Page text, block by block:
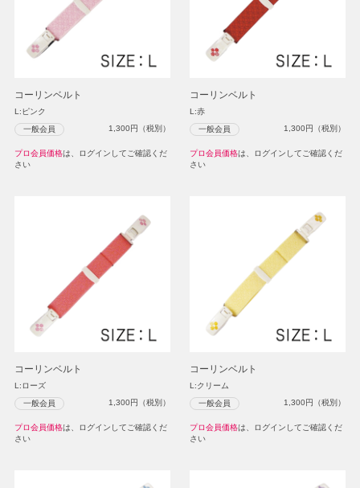
コーリンベルト
L:ピンク
一般会員 1,300円（税別）
プロ会員価格は、ログインしてご確認くだ
さい
コーリンベルト
L:赤
一般会員 1,300円（税別）
プロ会員価格は、ログインしてご確認くだ
さい
コーリンベルト
L:ローズ
一般会員 1,300円（税別）
プロ会員価格は、ログインしてご確認くだ
さい
コーリンベルト
L:クリーム
一般会員 1,300円（税別）
プロ会員価格は、ログインしてご確認くだ
さい